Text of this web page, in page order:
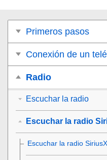
Primeros pasos
Conexión de un
Radio
Escuchar la radio
Escuchar la radio
Escuchar la radio